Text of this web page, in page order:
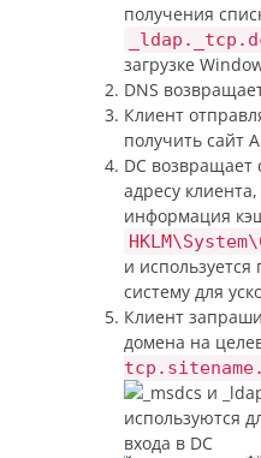
получения
загрузке
DNS
Клиент
получить сайт
DC возвращает
адресу
информация
и
систему для
Клиент
домена на